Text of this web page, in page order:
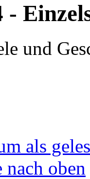
-
und
als
nach oben